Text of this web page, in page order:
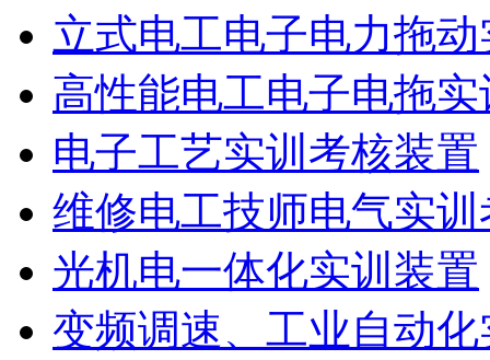
立式电工电子电力拖
高性能电工电子电拖
电子工艺实训考核装置
维修电工技师电气实
光机电一体化实训装置
变频调速、工业自动